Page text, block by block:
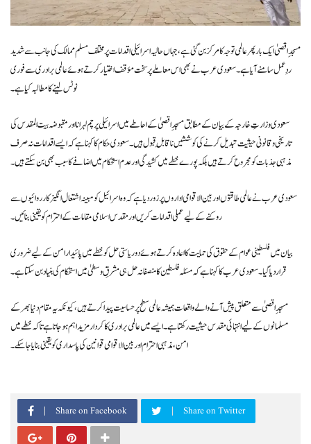
مسجدِ اقصیٰ ایک بار پھر عالمی توجہ کا مرکز بن گئی ہے، جہاں حالیہ اسرائیلی اقدامات پر مختلف مسلم ممالک کی جانب سے شدید
ردِعمل سامنے آیا ہے۔ سعودی عرب نے بھی اس معاملے پر سخت مؤقف اختیار کرتے ہوئے عالمی برادری سے فوری
نوٹس لینے کا مطالبہ کیا ہے۔
سعودی وزارتِ خارجہ کے بیان کے مطابق مسجدِ اقصیٰ کے احاطے میں اسرائیلی پرچم لہرانا اور مقبوضہ بیت المقدس کی
تاریخی و قانونی حیثیت تبدیل کرنے کی کوششیں ناقابلِ قبول ہیں۔ سعودی حکام کا کہنا ہے کہ ایسے اقدامات نہ صرف
مذہبی جذبات کو مجروح کرتے ہیں بلکہ پورے خطے میں کشیدگی اور عدم استحکام میں اضافے کا سبب بھی بن سکتے ہیں۔
سعودی عرب نے عالمی طاقتوں اور بین الاقوامی اداروں پر زور دیا ہے کہ وہ اسرائیل کو مبینہ اشتعال انگیز کارروائیوں سے
روکنے کے لیے عملی اقدامات کریں اور مقدس اسلامی مقامات کے احترام کو یقینی بنائیں۔
بیان میں فلسطینی عوام کے حقوق کی حمایت کا اعادہ کرتے ہوئے دو ریاستی حل کو خطے میں پائیدار امن کے لیے ضروری
قرار دیا گیا۔ سعودی عرب کا کہنا ہے کہ مسئلہ فلسطین کا منصفانہ حل ہی مشرقِ وسطیٰ میں استحکام کی بنیاد بن سکتا ہے۔
مسجدِ اقصیٰ سے متعلق پیش آنے والے واقعات ہمیشہ عالمی سطح پر حساسیت پیدا کرتے ہیں، کیونکہ یہ مقام دنیا بھر کے
مسلمانوں کے لیے انتہائی مقدس حیثیت رکھتا ہے۔ ایسے میں عالمی برادری کا کردار مزید اہم ہو جاتا ہے تاکہ خطے میں
امن، مذہبی احترام اور بین الاقوامی قوانین کی پاسداری کو یقینی بنایا جا سکے۔
Share on Facebook Share on Twitter